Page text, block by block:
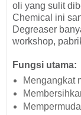
oli yang sulit
Chemical ini
Degreaser
workshop,
Fungsi utama:
Mengangkat